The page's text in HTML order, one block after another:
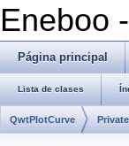
Eneboo
Página principal
Lista de clases
QwtPlotCurve